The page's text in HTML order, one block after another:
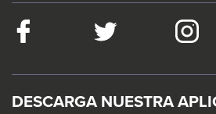
Facebook
will
trigger
Twitter
This
will
trigger
DESCARGA NUESTRA